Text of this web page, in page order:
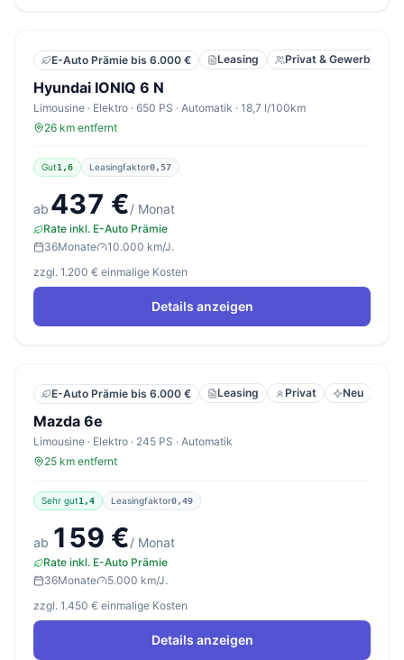
E-Auto Prämie bis 6.000 € Leasing Privat & Gewerbe
Hyundai IONIQ 6 N
Limousine · Elektro · 650 PS · Automatik · 18,7 l/100km
26 km entfernt
Gut1,6 Leasingfaktor0,57
ab 437 €/ Monat
Rate inkl. E-Auto Prämie
36Monate
10.000 km/J.
zzgl. 1.200 € einmalige Kosten
Details anzeigen
E-Auto Prämie bis 6.000 € Leasing Privat Neu
Mazda 6e
Limousine · Elektro · 245 PS · Automatik
25 km entfernt
Sehr gut1,4 Leasingfaktor0,49
ab 159 €/ Monat
Rate inkl. E-Auto Prämie
36Monate
5.000 km/J.
zzgl. 1.450 € einmalige Kosten
Details anzeigen